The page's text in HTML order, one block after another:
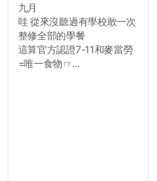
九月
哇 從來沒聽過有學校敢一次
整修全部的學餐
這算官方認證7-11和麥當勞
=唯一食物ㄇ...